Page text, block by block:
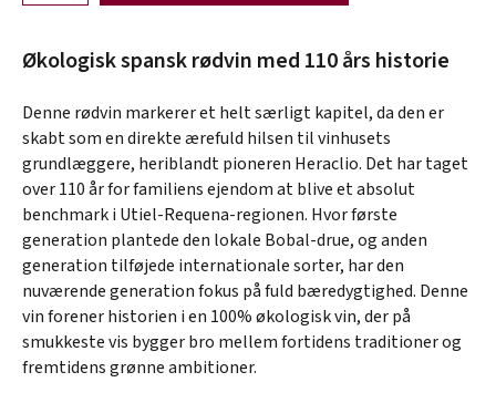
Økologisk spansk rødvin med 110 års historie
Denne rødvin markerer et helt særligt kapitel, da den er
skabt som en direkte ærefuld hilsen til vinhusets
grundlæggere, heriblandt pioneren Heraclio. Det har taget
over 110 år for familiens ejendom at blive et absolut
benchmark i Utiel-Requena-regionen. Hvor første
generation plantede den lokale Bobal-drue, og anden
generation tilføjede internationale sorter, har den
nuværende generation fokus på fuld bæredygtighed. Denne
vin forener historien i en 100% økologisk vin, der på
smukkeste vis bygger bro mellem fortidens traditioner og
fremtidens grønne ambitioner.